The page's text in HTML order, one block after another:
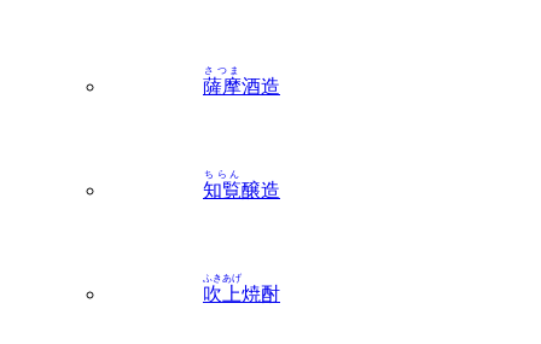
薩摩
さつま
酒造
知覧
ちらん
醸造
吹上
ふきあげ
焼酎